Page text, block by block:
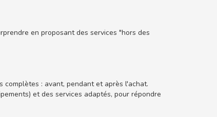
en proposant des services "hors des
: avant, pendant et après l'achat.
et des services adaptés, pour répondre